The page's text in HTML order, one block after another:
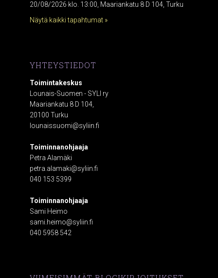
20/08/2026 klo. 13:00, Maariankatu 8 D 104, Turku
Näytä kaikki tapahtumat »
YHTEYSTIEDOT
Toimintakeskus
Lounais-Suomen - SYLI ry
Maariankatu 8 D 104,
20100 Turku
lounaissuomi@syliin.fi
Toiminnanohjaaja
Petra Alamäki
petra.alamaki@syliin.fi
040 153 5399
Toiminnanohjaaja
Sami Heimo
sami.heimo@syliin.fi
040 5958 542